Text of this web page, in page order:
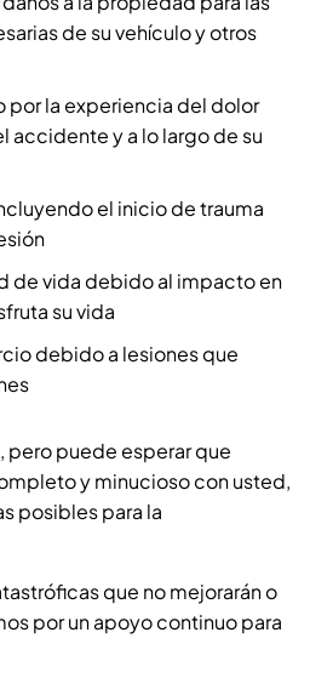
de su vehículo y otros
por la experiencia del dolor
accidente y a lo largo de su
el inicio de trauma
de vida debido al impacto en
su vida
debido a lesiones que
pero puede esperar que
y minucioso con usted,
posibles para la
que no mejorarán o
por un apoyo continuo para